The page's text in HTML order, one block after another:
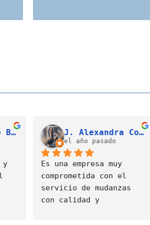
Valeria Díaz Gonzalez Cristian David Gallego Campo (LATAM)
el año pasado